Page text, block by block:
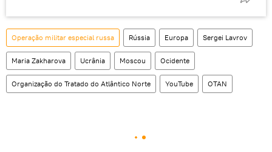
Operação militar especial russa Rússia Europa Sergei Lavrov
Maria Zakharova Ucrânia Moscou Ocidente
Organização do Tratado do Atlântico Norte YouTube OTAN